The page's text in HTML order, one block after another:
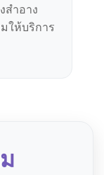
สำอาง
ให้บริการ